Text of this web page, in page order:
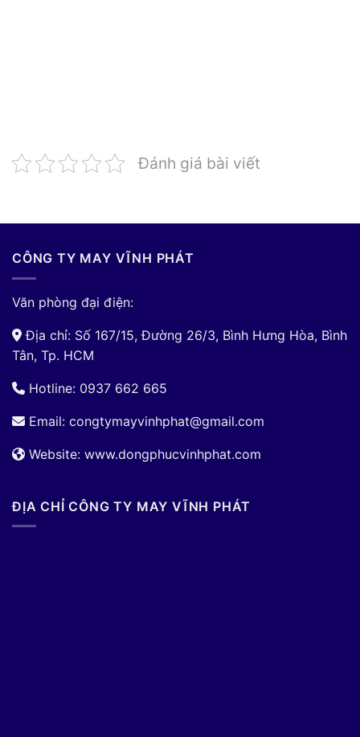
Đánh giá bài viết
CÔNG TY MAY VĨNH PHÁT
Văn phòng đại điện:
Địa chỉ: Số 167/15, Đường 26/3, Bình Hưng Hòa, Bình
Tân, Tp. HCM
Hotline: 0937 662 665
Email: congtymayvinhphat@gmail.com
Website: www.dongphucvinhphat.com
ĐỊA CHỈ CÔNG TY MAY VĨNH PHÁT